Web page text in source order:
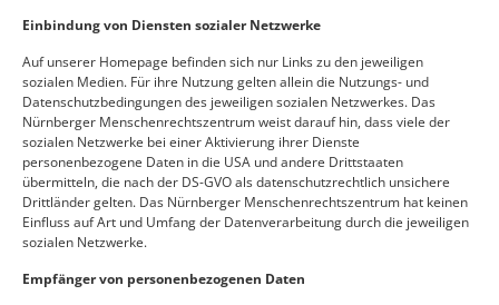
Einbindung von Diensten sozialer Netzwerke
Auf unserer Homepage befinden sich nur Links zu den jeweiligen
sozialen Medien. Für ihre Nutzung gelten allein die Nutzungs- und
Datenschutzbedingungen des jeweiligen sozialen Netzwerkes. Das
Nürnberger Menschenrechtszentrum weist darauf hin, dass viele der
sozialen Netzwerke bei einer Aktivierung ihrer Dienste
personenbezogene Daten in die USA und andere Drittstaaten
übermitteln, die nach der DS-GVO als datenschutzrechtlich unsichere
Drittländer gelten. Das Nürnberger Menschenrechtszentrum hat keinen
Einfluss auf Art und Umfang der Datenverarbeitung durch die jeweiligen
sozialen Netzwerke.
Empfänger von personenbezogenen Daten